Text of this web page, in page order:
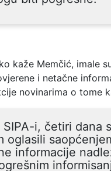
kaže Memčić, imale
i netačne
novinarima o tome
SIPA-i, četiri dana
oglasili
informacije